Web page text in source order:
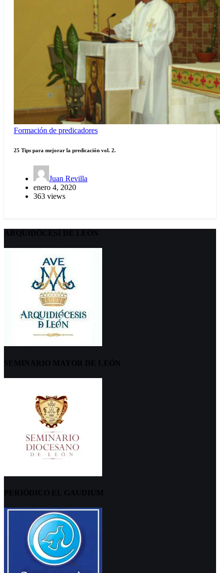
Formación de predicadores
25 Tips para mejorar la predicación vol. 2.
Juan Revilla
enero 4, 2020
363 views
ARQUIDÖCESI DE LEÓN
SEMINARIO MAYOR DE LEÓN
PERIÓDICO EL GAUDIUM